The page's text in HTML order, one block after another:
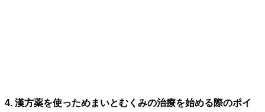
4. 漢方薬を使っためまいとむくみの治療を始める際のポイ